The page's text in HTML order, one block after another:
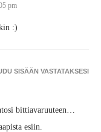
pm
:)
bittiavaruuteen…
esiin.
SISÄÄN VASTATAKSESI